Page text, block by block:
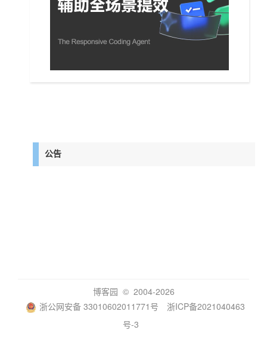
公告
博客园 © 2004-2026
浙公网安备 33010602011771号
浙ICP备2021040463
号-3